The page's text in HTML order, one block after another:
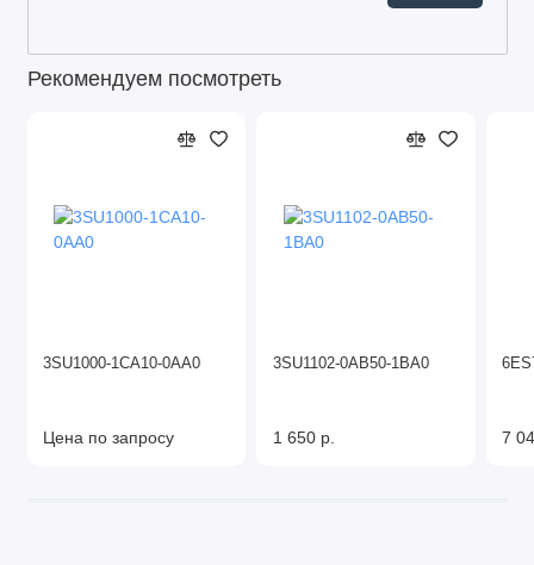
Рекомендуем посмотреть
3SU1000-1CA10-0AA0
Цена по запросу
3SU1102-0AB50-1BA0
1 650 р. 7